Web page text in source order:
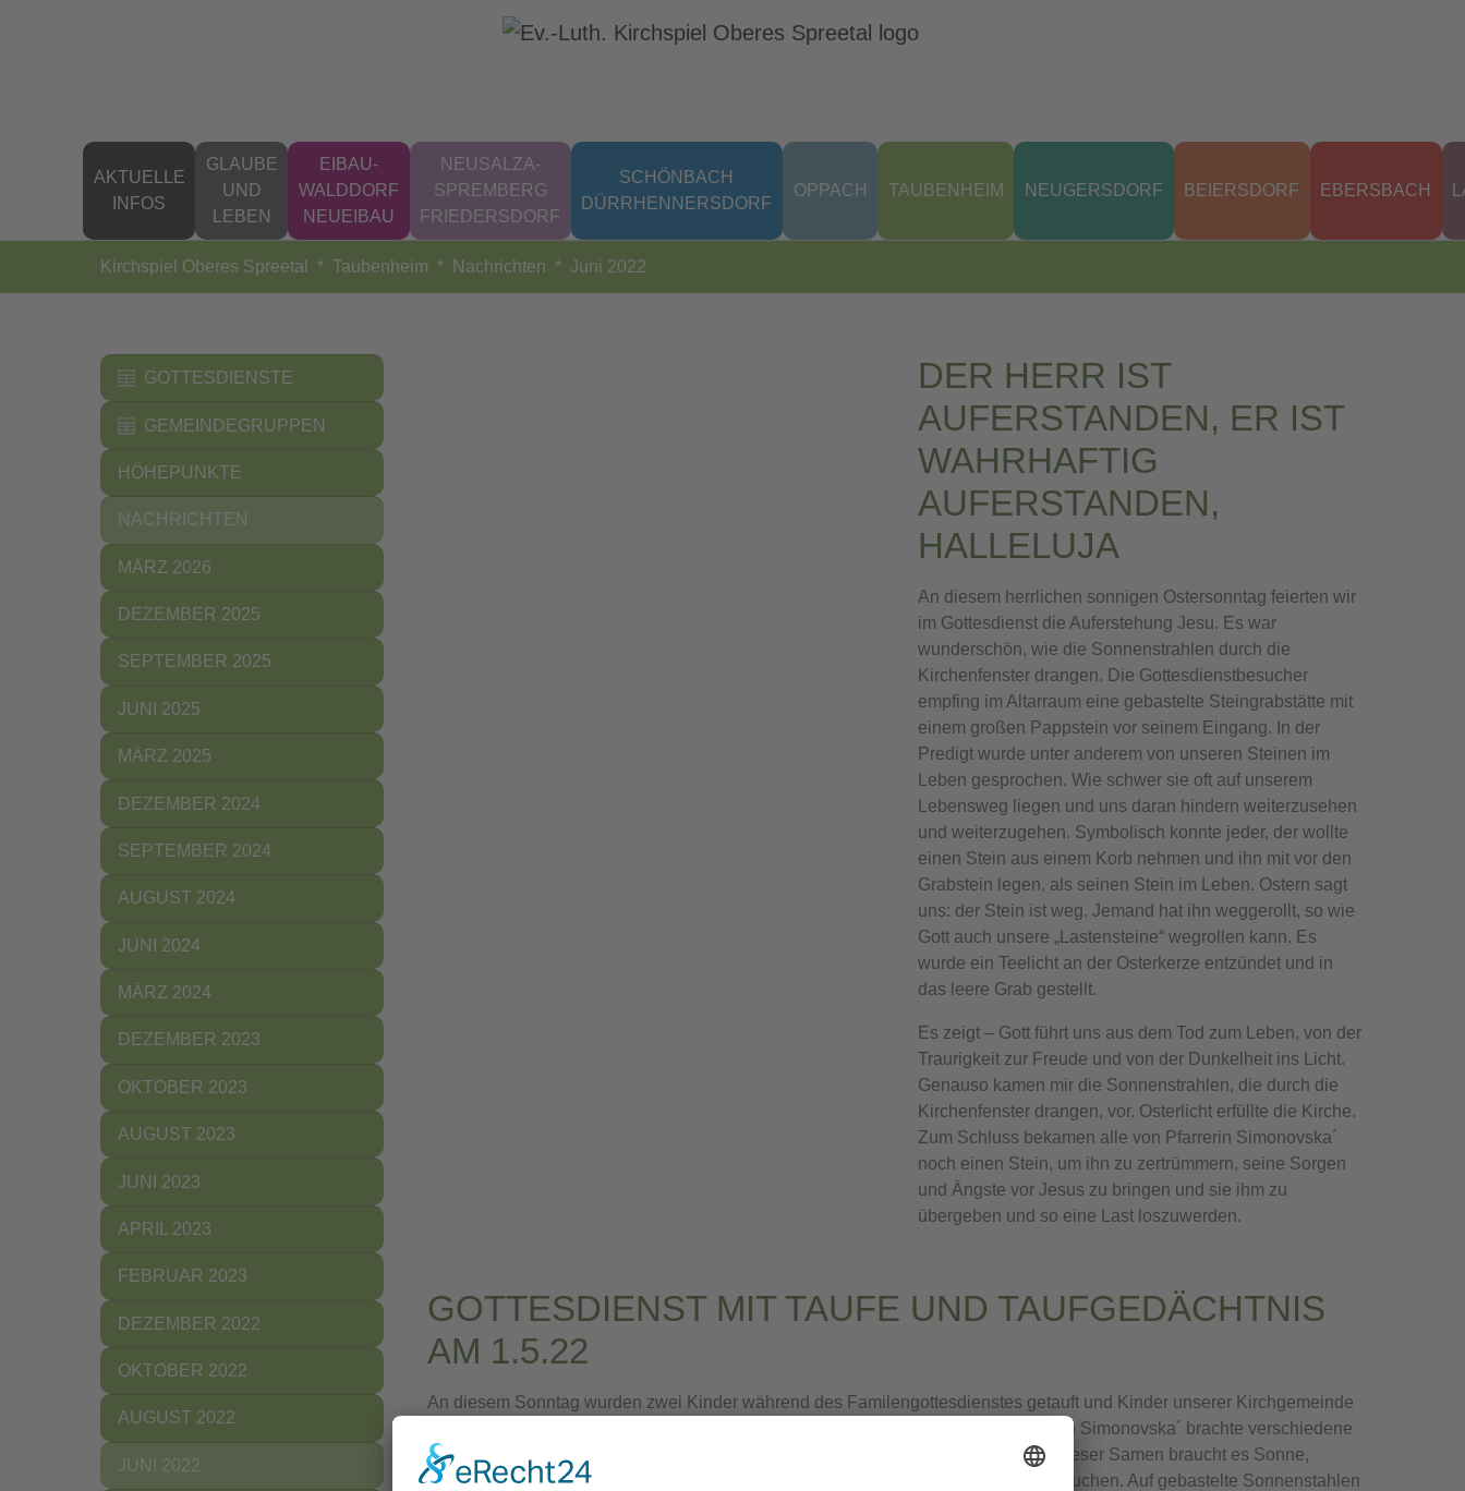
Zum Hauptinhalt springen
AKTUELLE
INFOS
GLAUBE
UND
LEBEN
EIBAU-
WALDDORF
NEUEIBAU
NEUSALZA-
SPREMBERG
FRIEDERSDORF
SCHÖNBACH
DÜRRHENNERSDORF
OPPACH TAUBENHEIM NEUGERSDORF BEIERSDORF EBERSBACH
Kirchspiel Oberes Spreetal Taubenheim Nachrichten Juni 2022
GOTTESDIENSTE
GEMEINDEGRUPPEN
HÖHEPUNKTE
NACHRICHTEN
MÄRZ 2026
DEZEMBER 2025
SEPTEMBER 2025
JUNI 2025
MÄRZ 2025
DEZEMBER 2024
SEPTEMBER 2024
AUGUST 2024
JUNI 2024
MÄRZ 2024
DEZEMBER 2023
OKTOBER 2023
AUGUST 2023
JUNI 2023
APRIL 2023
FEBRUAR 2023
DEZEMBER 2022
OKTOBER 2022
AUGUST 2022
JUNI 2022
DER HERR IST
AUFERSTANDEN, ER IST
WAHRHAFTIG
AUFERSTANDEN,
HALLELUJA
An diesem herrlichen sonnigen Ostersonntag feierten wir
im Gottesdienst die Auferstehung Jesu. Es war
wunderschön, wie die Sonnenstrahlen durch die
Kirchenfenster drangen. Die Gottesdienstbesucher
empfing im Altarraum eine gebastelte Steingrabstätte mit
einem großen Pappstein vor seinem Eingang. In der
Predigt wurde unter anderem von unseren Steinen im
Leben gesprochen. Wie schwer sie oft auf unserem
Lebensweg liegen und uns daran hindern weiterzusehen
und weiterzugehen. Symbolisch konnte jeder, der wollte
einen Stein aus einem Korb nehmen und ihn mit vor den
Grabstein legen, als seinen Stein im Leben. Ostern sagt
uns: der Stein ist weg. Jemand hat ihn weggerollt, so wie
Gott auch unsere „Lastensteine“ wegrollen kann. Es
wurde ein Teelicht an der Osterkerze entzündet und in
das leere Grab gestellt.
Es zeigt – Gott führt uns aus dem Tod zum Leben, von der
Traurigkeit zur Freude und von der Dunkelheit ins Licht.
Genauso kamen mir die Sonnenstrahlen, die durch die
Kirchenfenster drangen, vor. Osterlicht erfüllte die Kirche.
Zum Schluss bekamen alle von Pfarrerin Simonovska´
noch einen Stein, um ihn zu zertrümmern, seine Sorgen
und Ängste vor Jesus zu bringen und sie ihm zu
übergeben und so eine Last loszuwerden.
GOTTESDIENST MIT TAUFE UND TAUFGEDÄCHTNIS
AM 1.5.22
An diesem Sonntag wurden zwei Kinder während des Familengottesdienstes getauft und Kinder unserer Kirchgemeinde
waren mit Ihren Eltern und Paten eingeladen, um an ihre Taufe zu erinnern. Pfarrerin Simonovska´ brachte verschiedene
Samen mit, um die Verschiedenheit jedes einzelnen darzustellen. Zum Wachsen dieser Samen braucht es Sonne,
Regen, Liebe, Wärme. Genauso wie dieses auch der Glaube und wir Menschen brauchen. Auf gebastelte Sonnenstahlen